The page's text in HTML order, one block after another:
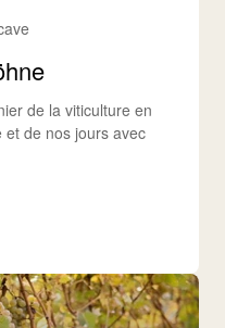
de la viticulture en
et de nos jours avec